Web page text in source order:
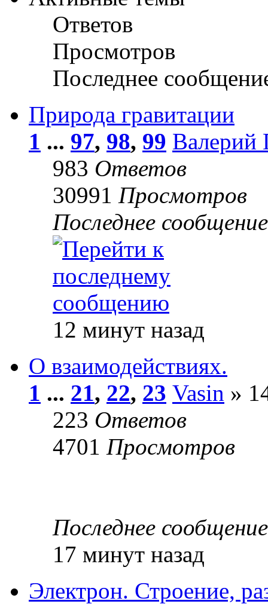
Ответов
Просмотров
Последнее
Природа гравитации
1 ... 97, 98, 99 Валерий
983 Ответов
30991 Просмотров
Последнее
12 минут назад
О взаимодействиях.
1 ... 21, 22, 23 Vasin »
223 Ответов
4701 Просмотров
Последнее
17 минут назад
Электрон. Строение,